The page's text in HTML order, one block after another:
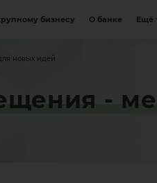
бизнесу О банке Ещё
новых идей
-